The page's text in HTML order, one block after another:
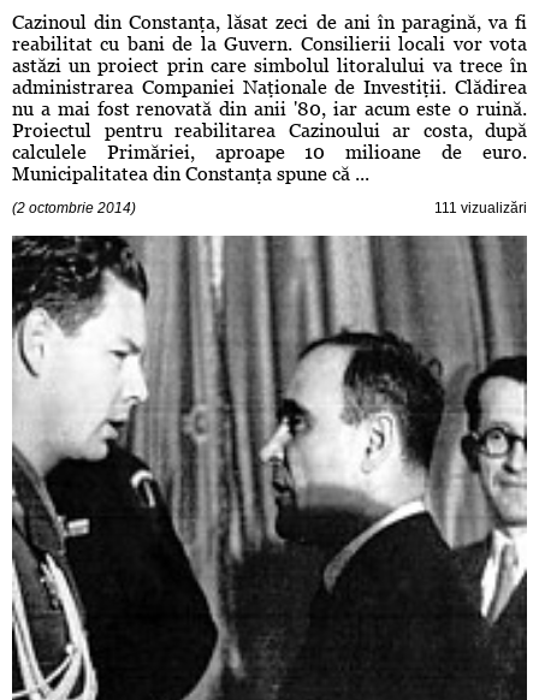
Cazinoul din Constanţa, lăsat zeci de ani în paragină, va fi
reabilitat cu bani de la Guvern. Consilierii locali vor vota
astăzi un proiect prin care simbolul litoralului va trece în
administrarea Companiei Naţionale de Investiţii. Clădirea
nu a mai fost renovată din anii '80, iar acum este o ruină.
Proiectul pentru reabilitarea Cazinoului ar costa, după
calculele Primăriei, aproape 10 milioane de euro.
Municipalitatea din Constanţa spune că ...
(2 octombrie 2014) 111 vizualizări